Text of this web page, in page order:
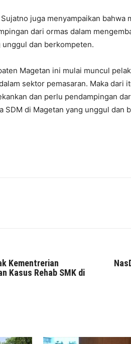
juga menyampaikan bahwa
dari ormas dalam
unggul dan berkompeten.
Magetan ini mulai muncul
sektor pemasaran. Maka dari
dan perlu pendampingan
SDM di Magetan yang unggul dan
Kementrerian
Kasus Rehab SMK di